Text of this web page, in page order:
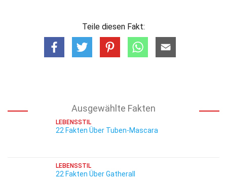
Teile diesen Fakt:
Ausgewählte Fakten
LEBENSSTIL
22 Fakten Über Tuben-Mascara
LEBENSSTIL
22 Fakten Über Gatherall